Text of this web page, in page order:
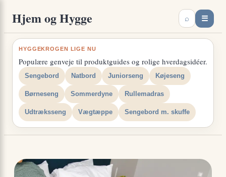
indhold
Hjem og Hygge ⌕ ☰
HYGGEKROGEN LIGE NU
Populære genveje til produktguides og rolige hverdagsidéer.
Sengebord Natbord Juniorseng Køjeseng
Børneseng Sommerdyne Rullemadras
Udtræksseng Vægtæppe Sengebord m. skuffe